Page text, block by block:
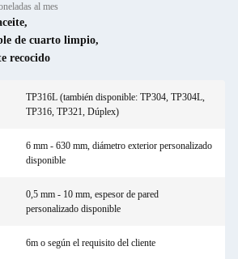
al mes
,
de cuarto limpio,
recocido
TP316L (también disponible: TP304, TP304L,
TP316, TP321, Dúplex)
6 mm - 630 mm, diámetro exterior personalizado
disponible
0,5 mm - 10 mm, espesor de pared
personalizado disponible
6m o según el requisito del cliente